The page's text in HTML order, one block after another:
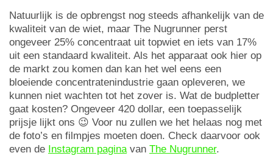
Natuurlijk is de opbrengst nog steeds afhankelijk van de
kwaliteit van de wiet, maar The Nugrunner perst
ongeveer 25% concentraat uit topwiet en iets van 17%
uit een standaard kwaliteit. Als het apparaat ook hier op
de markt zou komen dan kan het wel eens een
bloeiende concentratenindustrie gaan opleveren, we
kunnen niet wachten tot het zover is. Wat de budpletter
gaat kosten? Ongeveer 420 dollar, een toepasselijk
prijsje lijkt ons 😉 Voor nu zullen we het helaas nog met
de foto’s en filmpjes moeten doen. Check daarvoor ook
even de Instagram paginavan The Nugrunner.